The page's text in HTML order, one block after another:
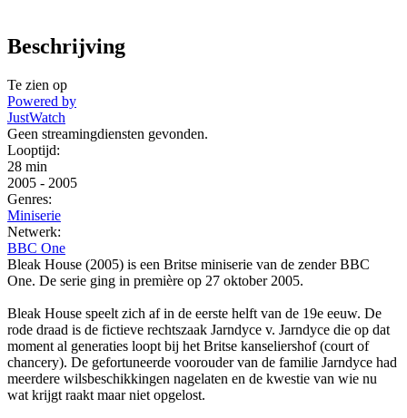
Beschrijving
Te zien op
Powered by
JustWatch
Geen streamingdiensten gevonden.
Looptijd:
28 min
2005 - 2005
Genres:
Miniserie
Netwerk:
BBC One
Bleak House (2005) is een Britse miniserie van de zender BBC
One. De serie ging in première op 27 oktober 2005.
Bleak House speelt zich af in de eerste helft van de 19e eeuw. De
rode draad is de fictieve rechtszaak Jarndyce v. Jarndyce die op dat
moment al generaties loopt bij het Britse kanseliershof (court of
chancery). De gefortuneerde voorouder van de familie Jarndyce had
meerdere wilsbeschikkingen nagelaten en de kwestie van wie nu
wat krijgt raakt maar niet opgelost.